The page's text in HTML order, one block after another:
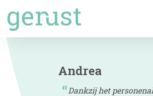
Andrea
Dankzij het